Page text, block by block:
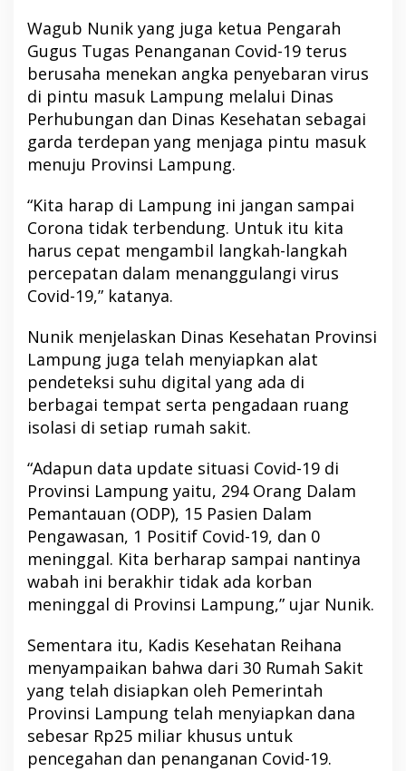
Wagub Nunik yang juga ketua Pengarah
Gugus Tugas Penanganan Covid-19 terus
berusaha menekan angka penyebaran virus
di pintu masuk Lampung melalui Dinas
Perhubungan dan Dinas Kesehatan sebagai
garda terdepan yang menjaga pintu masuk
menuju Provinsi Lampung.
“Kita harap di Lampung ini jangan sampai
Corona tidak terbendung. Untuk itu kita
harus cepat mengambil langkah-langkah
percepatan dalam menanggulangi virus
Covid-19,” katanya.
Nunik menjelaskan Dinas Kesehatan Provinsi
Lampung juga telah menyiapkan alat
pendeteksi suhu digital yang ada di
berbagai tempat serta pengadaan ruang
isolasi di setiap rumah sakit.
“Adapun data update situasi Covid-19 di
Provinsi Lampung yaitu, 294 Orang Dalam
Pemantauan (ODP), 15 Pasien Dalam
Pengawasan, 1 Positif Covid-19, dan 0
meninggal. Kita berharap sampai nantinya
wabah ini berakhir tidak ada korban
meninggal di Provinsi Lampung,” ujar Nunik.
Sementara itu, Kadis Kesehatan Reihana
menyampaikan bahwa dari 30 Rumah Sakit
yang telah disiapkan oleh Pemerintah
Provinsi Lampung telah menyiapkan dana
sebesar Rp25 miliar khusus untuk
pencegahan dan penanganan Covid-19.